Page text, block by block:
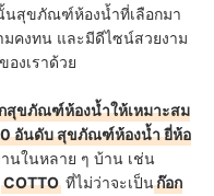
นสุขภัณฑ์ห้องน้ำที่เลือกมา
คงทน และมีดีไซน์สวยงาม
องเราด้วย
สุขภัณฑ์ห้องน้ำให้เหมาะสม
อันดับ สุขภัณฑ์ห้องน้ำ ยี่ห้อ
นในหลาย ๆ บ้าน เช่น
COTTO ที่ไม่ว่าจะเป็นก๊อก